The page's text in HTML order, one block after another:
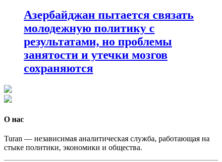
Азербайджан пытается связать
молодежную политику с
результатами, но проблемы
занятости и утечки мозгов
сохраняются
О нас
Turan — независимая аналитическая служба, работающая на
стыке политики, экономики и общества.